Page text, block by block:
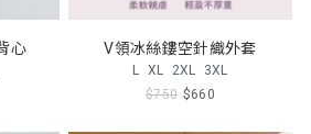
心 V領冰絲鏤空針織外套
L XL 2XL 3XL
$750 $660